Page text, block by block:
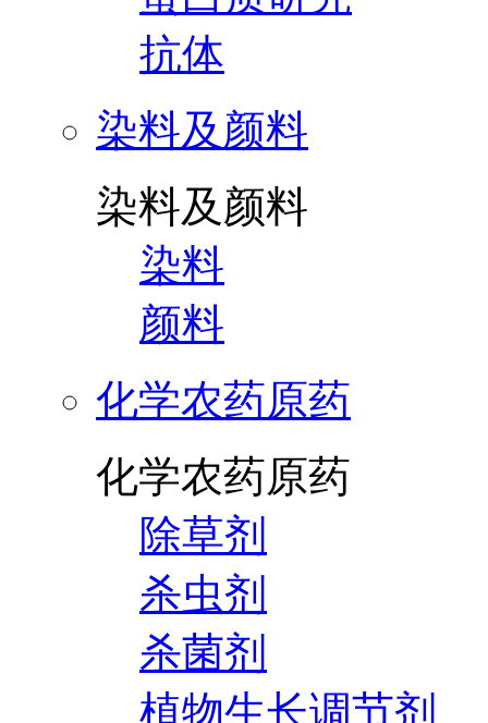
抗体
染料及颜料
染料及颜料
染料
颜料
化学农药原药
化学农药原药
除草剂
杀虫剂
杀菌剂
植物生长调节剂